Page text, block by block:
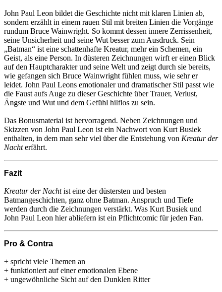
John Paul Leon bildet die Geschichte nicht mit klaren Linien ab,
sondern erzählt in einem rauen Stil mit breiten Linien die Vorgänge
rundum Bruce Wainwright. So kommt dessen innere Zerrissenheit,
seine Unsicherheit und seine Wut besser zum Ausdruck. Sein
„Batman“ ist eine schattenhafte Kreatur, mehr ein Schemen, ein
Geist, als eine Person. In düsteren Zeichnungen wirft er einen Blick
auf den Hauptcharakter und seine Welt und zeigt durch sie bereits,
wie gefangen sich Bruce Wainwright fühlen muss, wie sehr er
leidet. John Paul Leons emotionaler und dramatischer Stil passt wie
die Faust aufs Auge zu dieser Geschichte über Trauer, Verlust,
Ängste und Wut und dem Gefühl hilflos zu sein.
Das Bonusmaterial ist hervorragend. Neben Zeichnungen und
Skizzen von John Paul Leon ist ein Nachwort von Kurt Busiek
enthalten, in dem man sehr viel über die Entstehung von Kreatur der
Nachterfährt.
Fazit
Kreatur der Nachtist eine der düstersten und besten
Batmangeschichten, ganz ohne Batman. Anspruch und Tiefe
werden durch die Zeichnungen verstärkt. Was Kurt Busiek und
John Paul Leon hier abliefern ist ein Pflichtcomic für jeden Fan.
Pro & Contra
+ spricht viele Themen an
+ funktioniert auf einer emotionalen Ebene
+ ungewöhnliche Sicht auf den Dunklen Ritter